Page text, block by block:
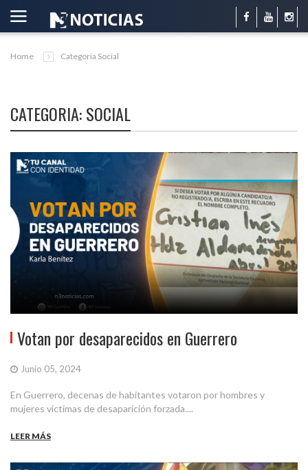
Home Categoria Social
CATEGORIA: SOCIAL
Votan por desaparecidos en Guerrero
Junio 05, 2024
En Guerrero, decenas de habitantes votaron por hombres y
mujeres víctimas de desaparición forzada....
LEER MÁS